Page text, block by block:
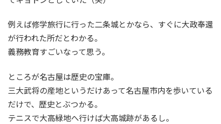
例えば修学旅行に行った二条城とかなら、すぐに大政奉還
が行われた所だとわかる。
義務教育すごいなって思う。
ところが名古屋は歴史の宝庫。
三大武将の産地というだけあって名古屋市内を歩いている
だけで、歴史とぶつかる。
テニスで大高緑地へ行けば大高城跡があるし。